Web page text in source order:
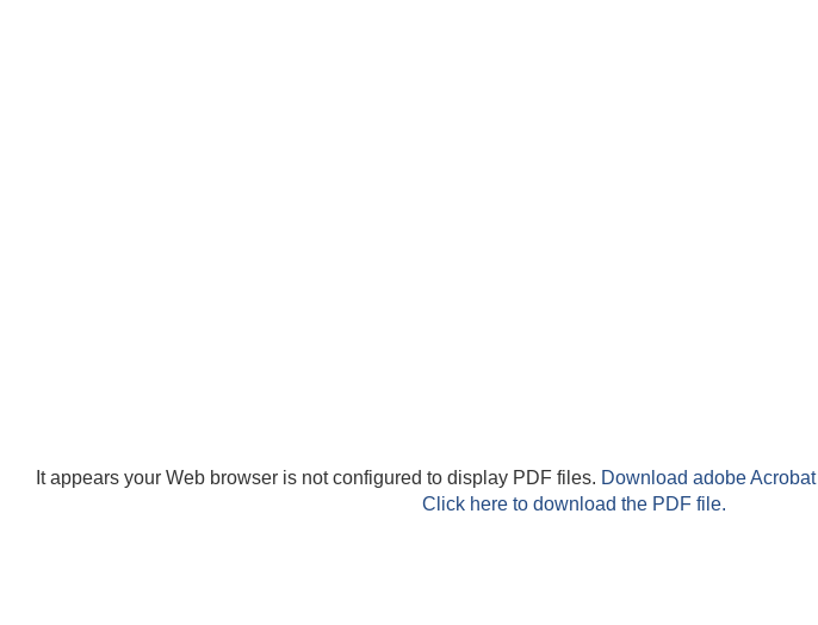
It appears your Web browser is not configured to display PDF files. Download adobe Acrobat
Click here to download the PDF file.